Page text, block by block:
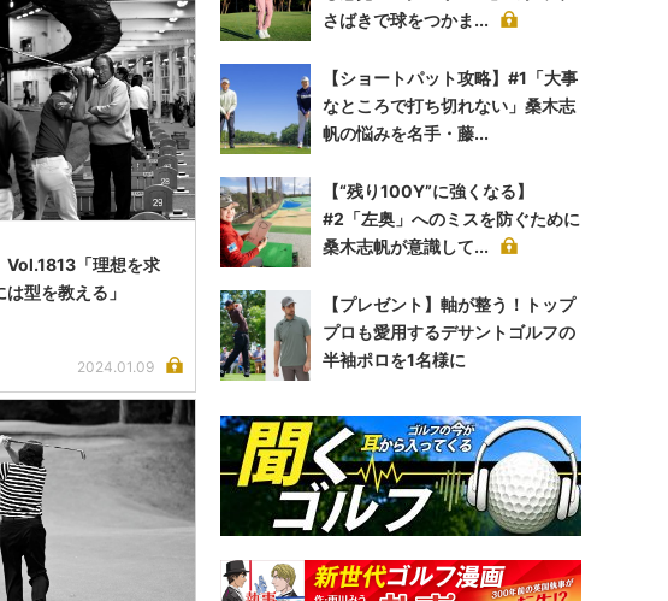
Vol.1813「理想を求
型を教える」
2024.01.09
さばきで球をつかま...
【ショートパット攻略】#1「大事
なところで打ち切れない」桑木志
帆の悩みを名手・藤...
【“残り100Y”に強くなる】
#2「左奥」へのミスを防ぐために
桑木志帆が意識して...
【プレゼント】軸が整う！トップ
プロも愛用するデサントゴルフの
半袖ポロを1名様に